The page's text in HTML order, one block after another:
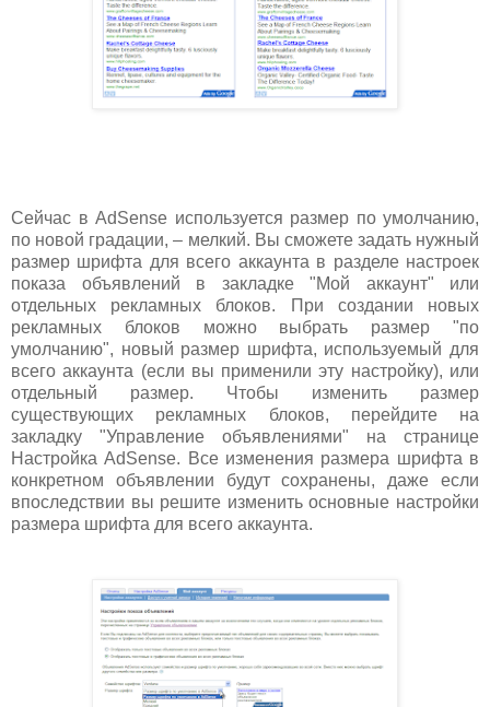
Сейчас в AdSense используется размер по умолчанию,
по новой градации, – мелкий. Вы сможете задать нужный
размер шрифта для всего аккаунта в разделе настроек
показа объявлений в закладке "Мой аккаунт" или
отдельных рекламных блоков. При создании новых
рекламных блоков можно выбрать размер "по
умолчанию", новый размер шрифта, используемый для
всего аккаунта (если вы применили эту настройку), или
отдельный размер. Чтобы изменить размер
существующих рекламных блоков, перейдите на
закладку "Управление объявлениями" на странице
Настройка AdSense. Все изменения размера шрифта в
конкретном объявлении будут сохранены, даже если
впоследствии вы решите изменить основные настройки
размера шрифта для всего аккаунта.